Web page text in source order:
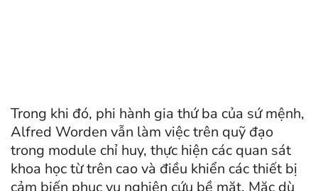
Trong khi đó, phi hành gia thứ ba của sứ mệnh,
Alfred Worden vẫn làm việc trên quỹ đạo
trong module chỉ huy, thực hiện các quan sát
khoa học từ trên cao và điều khiển các thiết bị
cảm biến phục vụ nghiên cứu bề mặt. Mặc dù